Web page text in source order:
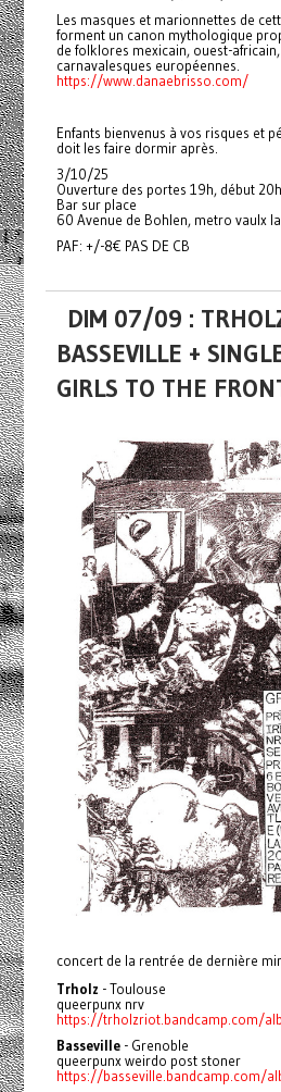
Les masques et marionnettes de
forment un canon mythologique
de folklores mexicain, ouest-
carnavalesques européennes.
https://www.danaebrisso.com/
Enfants bienvenus à vos risques et
doit les faire dormir après.
3/10/25
Ouverture des portes 19h, début 20h
Bar sur place
60 Avenue de Bohlen, metro vaulx la
PAF: +/-8€ PAS DE CB
DIM 07/09 :
BASSEVILLE +
GIRLS TO THE
concert de la rentrée de dernière
Trholz - Toulouse
queerpunx nrv
https://trholzriot.bandcamp.com/
Basseville- Grenoble
queerpunx weirdo post stoner
https://basseville.bandcamp.com/